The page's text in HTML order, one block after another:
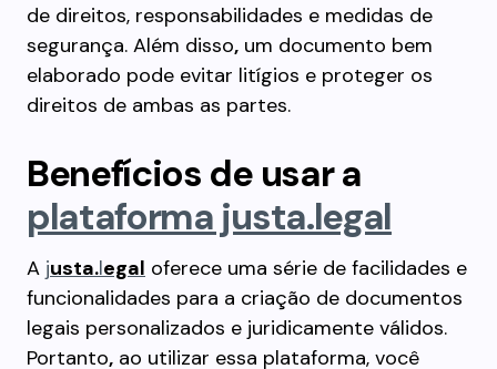
de direitos, responsabilidades e medidas de
segurança. Além disso, um documento bem
elaborado pode evitar litígios e proteger os
direitos de ambas as partes.
Benefícios de usar a
plataforma justa.legal
A justa.legal oferece uma série de facilidades e
funcionalidades para a criação de documentos
legais personalizados e juridicamente válidos.
Portanto, ao utilizar essa plataforma, você